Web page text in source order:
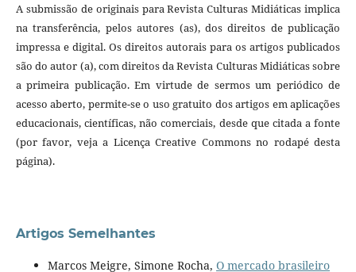
A submissão de originais para Revista Culturas Midiáticas implica
na transferência, pelos autores (as), dos direitos de publicação
impressa e digital. Os direitos autorais para os artigos publicados
são do autor (a), com direitos da Revista Culturas Midiáticas sobre
a primeira publicação. Em virtude de sermos um periódico de
acesso aberto, permite-se o uso gratuito dos artigos em aplicações
educacionais, científicas, não comerciais, desde que citada a fonte
(por favor, veja a Licença Creative Commons no rodapé desta
página).
Artigos Semelhantes
Marcos Meigre, Simone Rocha, O mercado brasileiro